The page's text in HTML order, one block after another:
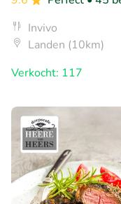
Invivo
Landen (10km)
Verkocht: 117